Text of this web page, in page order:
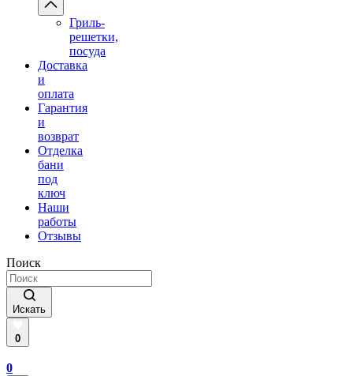
Гриль-
решетки,
посуда
Доставка
и
оплата
Гарантия
и
возврат
Отделка
бани
под
ключ
Наши
работы
Отзывы
Поиск
Искать
0
0